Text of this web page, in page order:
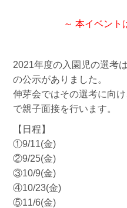
～ 本イベント
2021年度の入園児の選考
の公示がありました。
伸芽会ではその選考に向
で親子面接を行います。
【日程】
①9/11(金)
②9/25(金)
③10/9(金)
④10/23(金)
⑤11/6(金)